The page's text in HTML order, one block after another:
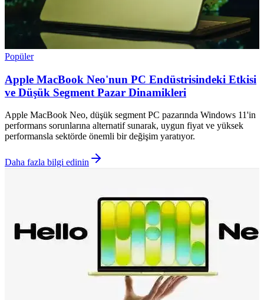
Popüler
Apple MacBook Neo'nun PC Endüstrisindeki Etkisi
ve Düşük Segment Pazar Dinamikleri
Apple MacBook Neo, düşük segment PC pazarında Windows 11'in
performans sorunlarına alternatif sunarak, uygun fiyat ve yüksek
performansla sektörde önemli bir değişim yaratıyor.
Daha fazla bilgi edinin